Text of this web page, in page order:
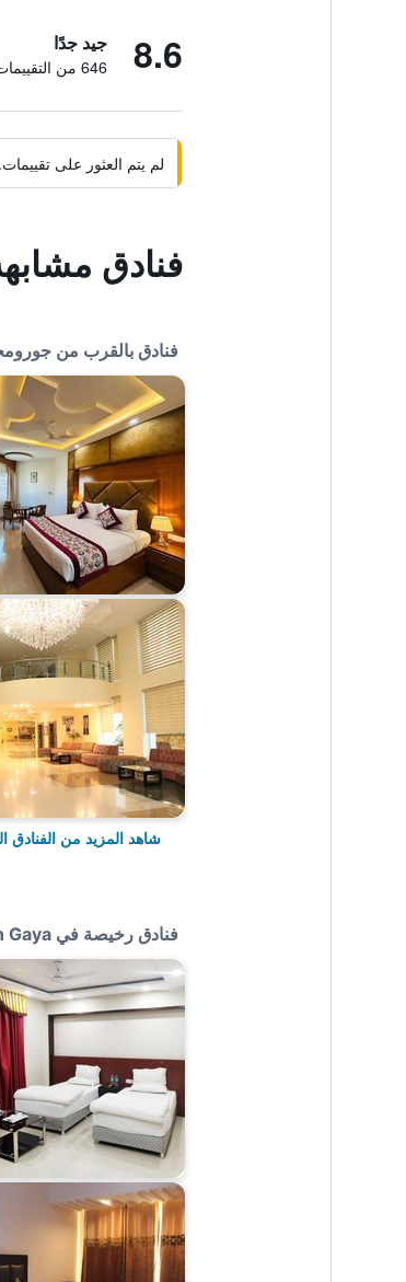
8.6 جيد جدًا
646 من التقييمات تم التحقق منها
لم يتم العثور على
فنادق
فنادق بالقرب من
شاهد المزيد من الفنادق
فنادق رخيصة في Bodh Gaya